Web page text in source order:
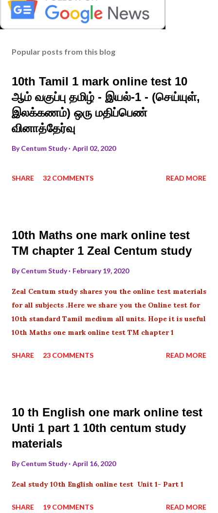
Popular posts from this blog
10th Tamil 1 mark online test 10
ஆம் வகுப்பு தமிழ் - இயல்-1 - (செய்யுள்,
இலக்கணம்) ஒரு மதிப்பெண்
வினாத்தேர்வு
ByCentum Study April 02, 2020
SHARE 32 COMMENTS READ MORE
10th Maths one mark online test
TM chapter 1 Zeal Centum study
ByCentum Study February 19, 2020
Zeal Centum study shares you the online test materials
for all subjects .Here we share you the Online test for
10th standard Tamil medium all units. Hope it is useful
10th Maths one mark online test TM chapter 1
SHARE 23 COMMENTS READ MORE
10 th English one mark online test
Unti 1 part 1 10th centum study
materials
ByCentum Study April 16, 2020
Zeal study 10th English online test Unit 1- Part 1
SHARE 19 COMMENTS READ MORE